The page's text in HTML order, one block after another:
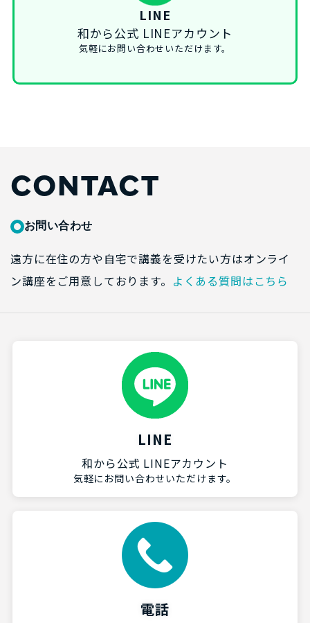
LINE
和から公式 LINEアカウント
気軽にお問い合わせいただけます。
CONTACT
お問い合わせ
遠方に在住の方や自宅で講義を受けたい方はオンライ
ン講座をご用意しております。 よくある質問はこちら
LINE
和から公式 LINEアカウント
気軽にお問い合わせいただけます。
電話